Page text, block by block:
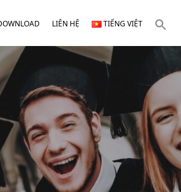
LIÊN HỆ TIẾNG VIỆT